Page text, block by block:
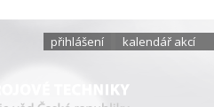
přihlášení kalendář akcí